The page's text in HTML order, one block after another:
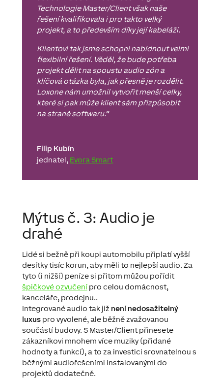
Technologie Master/Client však naše
řešení kvalifikovala i pro takto velký
projekt, a to především díky její kabeláži.
Klientovi tak jsme schopni nabídnout velmi
flexibilní řešení. Věděl, že bude potřeba
projekt dělit na spoustu audio zón a
klíčová otázka byla, jak přesně je rozdělit.
Loxone nám umožnil vytvořit menší celky,
které si pak může klient sám přizpůsobit
na straně softwaru.“
Filip Kubín
jednatel, Evora Smart
Mýtus č. 3: Audio je
drahé
Lidé si bežně při koupi automobilu připlatí vyšší
desítky tisíc korun, aby měli to nejlepší audio. Za
tyto (i nižší) peníze si přitom můžou pořídit
špičkové ozvučenípro celou domácnost,
kanceláře, prodejnu..
Integrované audio tak již není nedosažitelný
luxuspro vyvolené, ale běžně zvažovanou
součástí budovy. S Master/Client přinesete
zákazníkovi mnohem více muziky (přidané
hodnoty a funkcí), a to za investici srovnatelnou s
běžnými audiořešeními instalovanými do
projektů dodatečně.